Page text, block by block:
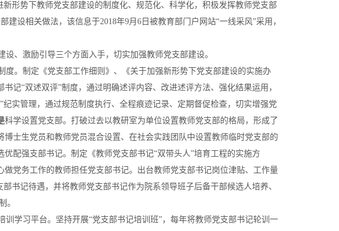
形势下教师党支部建设的制度化、规范化、科学化，积极发挥教师党支部
设相关做法，该信息于2018年9月6日被教育部门户网站“一线采风”采用，
、激励引导三个方面入手，切实加强教师党支部建设。
度。制定《党支部工作细则》、《关于加强新形势下党支部建设的实施办
记“双述双评”制度，通过明确述评内容、改进述评方法、强化结果运用，
实管理，通过规范制度执行、全程痕迹记录、定期督促检查，切实增强党
科学设置党支部。打破过去以教研室为单位设置教师党支部的格局，形成了
士生党员和教师党员混合设置、在社会实践团队中设置教师临时党支部的
优配强支部书记。制定《教师党支部书记“双带头人”培育工程的实施方
党务工作的教师担任党支部书记。出台教师党支部书记岗位津贴、工作量
书记待遇，并将教师党支部书记作为院系领导班子后备干部候选人培养、
。
训学习平台。坚持开展“党支部书记培训班”，每年将教师党支部书记轮训一